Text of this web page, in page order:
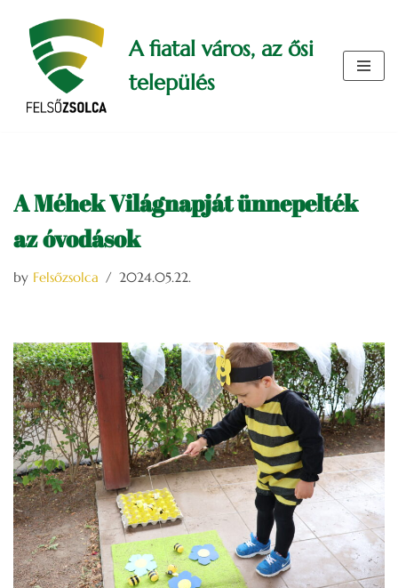
Skip
content
A fiatal város, az ősi
település
A Méhek Világnapját ünnepelték
az óvodások
by Felsőzsolca 2024.05.22.